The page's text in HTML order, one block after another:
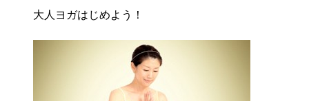
大人ヨガはじめよう！